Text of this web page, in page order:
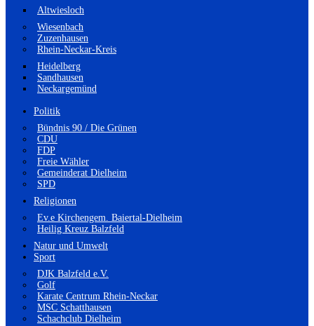
Altwiesloch
Wiesenbach
Zuzenhausen
Rhein-Neckar-Kreis
Heidelberg
Sandhausen
Neckargemünd
Politik
Bündnis 90 / Die Grünen
CDU
FDP
Freie Wähler
Gemeinderat Dielheim
SPD
Religionen
Ev.e Kirchengem. Baiertal-Dielheim
Heilig Kreuz Balzfeld
Natur und Umwelt
Sport
DJK Balzfeld e.V.
Golf
Karate Centrum Rhein-Neckar
MSC Schatthausen
Schachclub Dielheim